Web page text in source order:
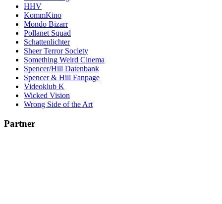
HHV
KommKino
Mondo Bizarr
Pollanet Squad
Schattenlichter
Sheer Terror Society
Something Weird Cinema
Spencer/Hill Datenbank
Spencer & Hill Fanpage
Videoklub K
Wicked Vision
Wrong Side of the Art
Partner